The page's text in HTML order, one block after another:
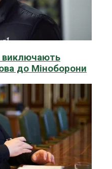
виключають
до Міноборони